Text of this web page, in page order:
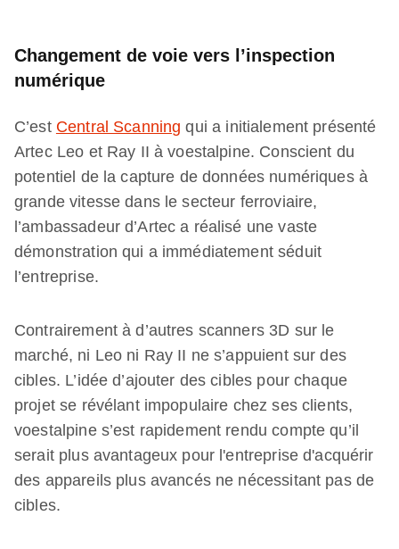
Changement de voie vers l’inspection
numérique
C’est Central Scanning qui a initialement présenté
Artec Leo et Ray II à voestalpine. Conscient du
potentiel de la capture de données numériques à
grande vitesse dans le secteur ferroviaire,
l’ambassadeur d’Artec a réalisé une vaste
démonstration qui a immédiatement séduit
l’entreprise.
Contrairement à d’autres scanners 3D sur le
marché, ni Leo ni Ray II ne s’appuient sur des
cibles. L’idée d’ajouter des cibles pour chaque
projet se révélant impopulaire chez ses clients,
voestalpine s’est rapidement rendu compte qu’il
serait plus avantageux pour l'entreprise d'acquérir
des appareils plus avancés ne nécessitant pas de
cibles.